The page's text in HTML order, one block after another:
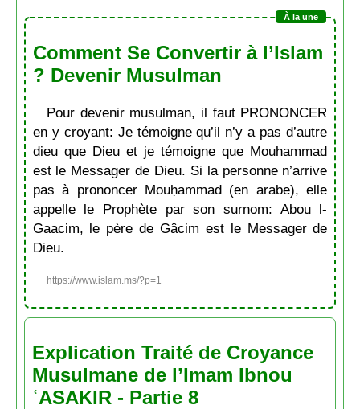
Comment Se Convertir à l’Islam
? Devenir Musulman
Pour devenir musulman, il faut PRONONCER
en y croyant: Je témoigne qu’il n’y a pas d’autre
dieu que Dieu et je témoigne que Mouḥammad
est le Messager de Dieu. Si la personne n’arrive
pas à prononcer Mouḥammad (en arabe), elle
appelle le Prophète par son surnom: Abou l-
Gaacim, le père de Gâcim est le Messager de
Dieu.
https://www.islam.ms/?p=1
Explication Traité de Croyance
Musulmane de l’Imam Ibnou
ʿASAKIR - Partie 8